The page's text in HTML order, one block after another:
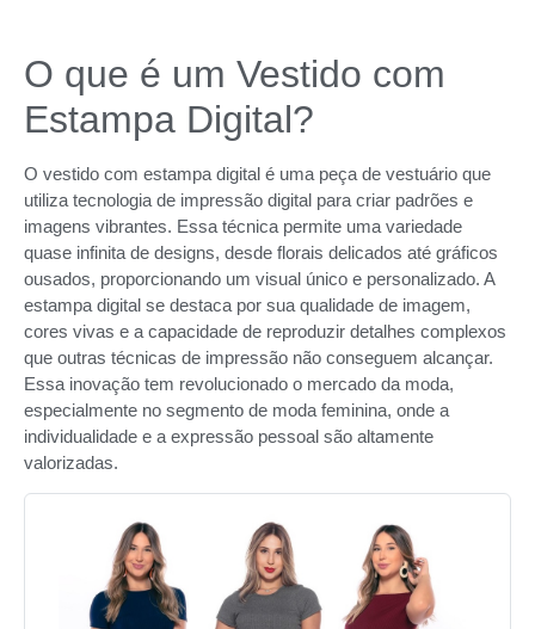
O que é um Vestido com
Estampa Digital?
O vestido com estampa digital é uma peça de vestuário que
utiliza tecnologia de impressão digital para criar padrões e
imagens vibrantes. Essa técnica permite uma variedade
quase infinita de designs, desde florais delicados até gráficos
ousados, proporcionando um visual único e personalizado. A
estampa digital se destaca por sua qualidade de imagem,
cores vivas e a capacidade de reproduzir detalhes complexos
que outras técnicas de impressão não conseguem alcançar.
Essa inovação tem revolucionado o mercado da moda,
especialmente no segmento de moda feminina, onde a
individualidade e a expressão pessoal são altamente
valorizadas.